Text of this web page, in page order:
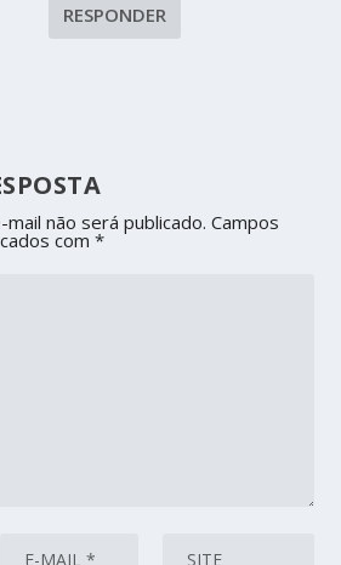
RESPONDER
não será publicado. Campos
com*